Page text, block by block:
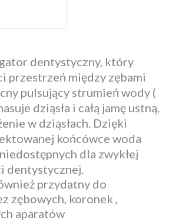
dentystyczny, który
przestrzeń między zębami
pulsujący strumień wody (
dziąsła i całą jamę ustną,
w dziąsłach. Dzięki
końcówce woda
dla zwykłej
dentystycznej.
przydatny do
zębowych, koronek ,
aparatów